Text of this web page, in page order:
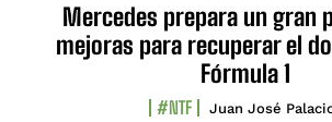
Mercedes prepara un gran
mejoras para recuperar el
Fórmula 1
#NTF Juan José